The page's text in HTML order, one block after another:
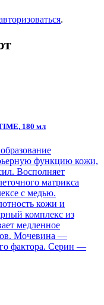
.
180 мл
функцию кожи,
Восполняет
матрикса
с медью.
кожи и
комплекс из
медленное
Мочевина —
фактора. Серин —